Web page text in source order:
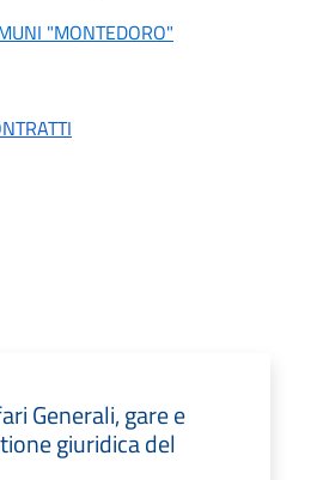
"MONTEDORO"
Generali, gare e
giuridica del